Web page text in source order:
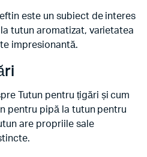
este un subiect de interes
tutun aromatizat, varietatea
impresionantă.
Tutun pentru țigări și cum
pentru pipă la tutun pentru
are propriile sale